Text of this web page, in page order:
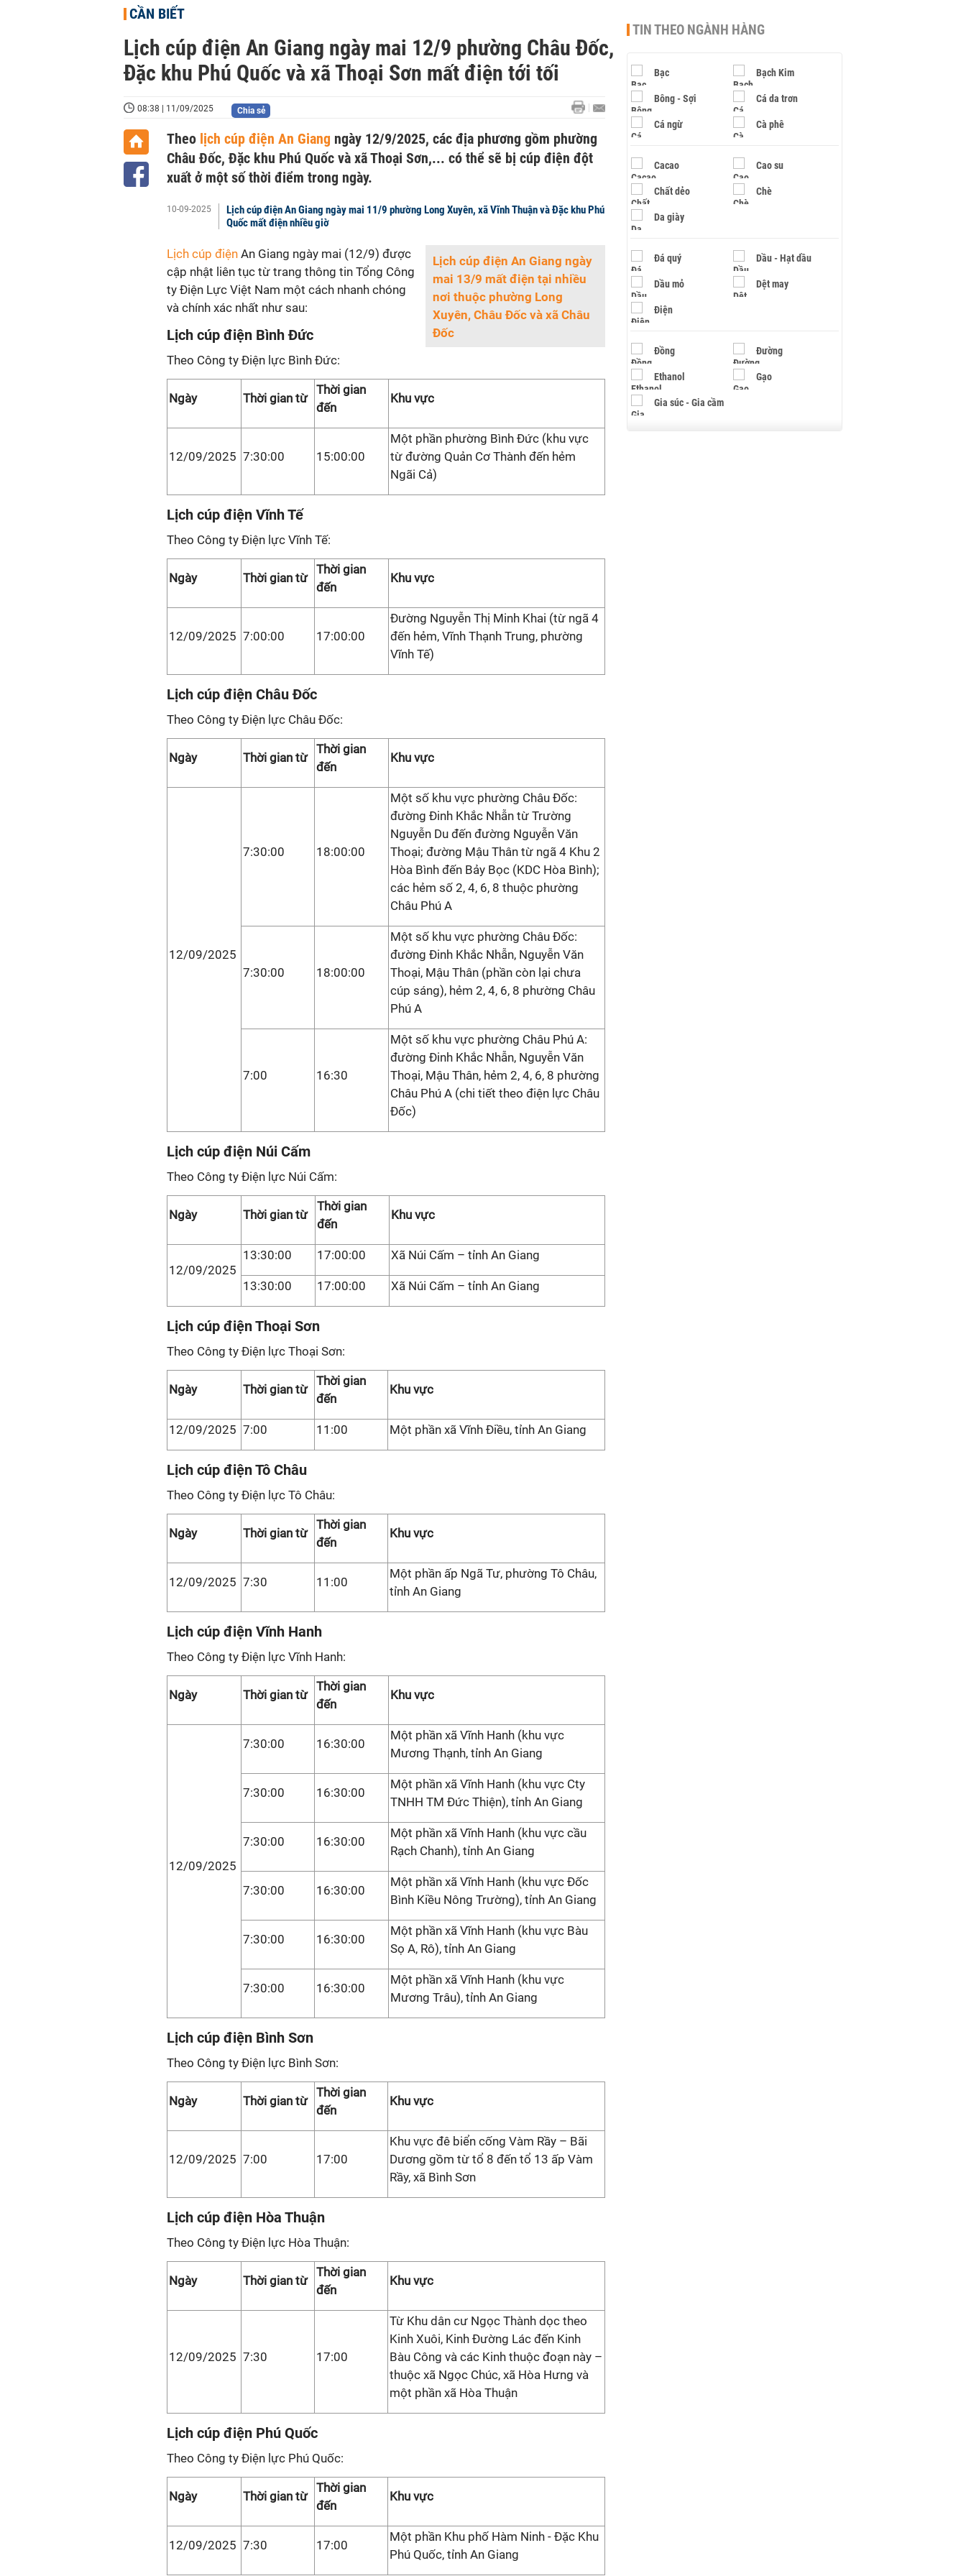
CẦN BIẾT
Lịch cúp điện An Giang ngày mai 12/9 phường Châu Đốc,
Đặc khu Phú Quốc và xã Thoại Sơn mất điện tới tối
08:38 | 11/09/2025 Chia sẻ
Theo lịch cúp điện An Giang ngày 12/9/2025, các địa phương gồm phường
Châu Đốc, Đặc khu Phú Quốc và xã Thoại Sơn,... có thể sẽ bị cúp điện đột
xuất ở một số thời điểm trong ngày.
10-09-2025
Lịch cúp điện An Giang ngày mai 11/9 phường Long Xuyên, xã Vĩnh Thuận và Đặc khu Phú
Quốc mất điện nhiều giờ
Lịch cúp điện An Giang ngày
mai 13/9 mất điện tại nhiều
nơi thuộc phường Long
Xuyên, Châu Đốc và xã Châu
Đốc
Lịch cúp điện An Giang ngày mai (12/9) được
cập nhật liên tục từ trang thông tin Tổng Công
ty Điện Lực Việt Nam một cách nhanh chóng
và chính xác nhất như sau:
Lịch cúp điện Bình Đức
Theo Công ty Điện lực Bình Đức:
Ngày Thời gian từ
Thời gian
đến
Khu vực
12/09/2025 7:30:00 15:00:00
Một phần phường Bình Đức (khu vực
từ đường Quản Cơ Thành đến hẻm
Ngãi Cả)
Lịch cúp điện Vĩnh Tế
Theo Công ty Điện lực Vĩnh Tế:
Ngày Thời gian từ
Thời gian
đến
Khu vực
12/09/2025 7:00:00 17:00:00
Đường Nguyễn Thị Minh Khai (từ ngã 4
đến hẻm, Vĩnh Thạnh Trung, phường
Vĩnh Tế)
Lịch cúp điện Châu Đốc
Theo Công ty Điện lực Châu Đốc:
Ngày Thời gian từ
Thời gian
đến
Khu vực
12/09/2025
7:30:00 18:00:00
Một số khu vực phường Châu Đốc:
đường Đinh Khắc Nhẫn từ Trường
Nguyễn Du đến đường Nguyễn Văn
Thoại; đường Mậu Thân từ ngã 4 Khu 2
Hòa Bình đến Bảy Bọc (KDC Hòa Bình);
các hẻm số 2, 4, 6, 8 thuộc phường
Châu Phú A
7:30:00 18:00:00
Một số khu vực phường Châu Đốc:
đường Đinh Khắc Nhẫn, Nguyễn Văn
Thoại, Mậu Thân (phần còn lại chưa
cúp sáng), hẻm 2, 4, 6, 8 phường Châu
Phú A
7:00 16:30
Một số khu vực phường Châu Phú A:
đường Đinh Khắc Nhẫn, Nguyễn Văn
Thoại, Mậu Thân, hẻm 2, 4, 6, 8 phường
Châu Phú A (chi tiết theo điện lực Châu
Đốc)
Lịch cúp điện Núi Cấm
Theo Công ty Điện lực Núi Cấm:
Ngày Thời gian từ
Thời gian
đến
Khu vực
12/09/2025
13:30:00 17:00:00 Xã Núi Cấm – tỉnh An Giang
13:30:00 17:00:00 Xã Núi Cấm – tỉnh An Giang
Lịch cúp điện Thoại Sơn
Theo Công ty Điện lực Thoại Sơn:
Ngày Thời gian từ
Thời gian
đến
Khu vực
12/09/2025 7:00 11:00 Một phần xã Vĩnh Điều, tỉnh An Giang
Lịch cúp điện Tô Châu
Theo Công ty Điện lực Tô Châu:
Ngày Thời gian từ
Thời gian
đến
Khu vực
12/09/2025 7:30 11:00
Một phần ấp Ngã Tư, phường Tô Châu,
tỉnh An Giang
Lịch cúp điện Vĩnh Hanh
Theo Công ty Điện lực Vĩnh Hanh:
Ngày Thời gian từ
Thời gian
đến
Khu vực
12/09/2025
7:30:00 16:30:00
Một phần xã Vĩnh Hanh (khu vực
Mương Thạnh, tỉnh An Giang
7:30:00 16:30:00
Một phần xã Vĩnh Hanh (khu vực Cty
TNHH TM Đức Thiện), tỉnh An Giang
7:30:00 16:30:00
Một phần xã Vĩnh Hanh (khu vực cầu
Rạch Chanh), tỉnh An Giang
7:30:00 16:30:00
Một phần xã Vĩnh Hanh (khu vực Đốc
Bình Kiều Nông Trường), tỉnh An Giang
7:30:00 16:30:00
Một phần xã Vĩnh Hanh (khu vực Bàu
Sọ A, Rô), tỉnh An Giang
7:30:00 16:30:00
Một phần xã Vĩnh Hanh (khu vực
Mương Trâu), tỉnh An Giang
Lịch cúp điện Bình Sơn
Theo Công ty Điện lực Bình Sơn:
Ngày Thời gian từ
Thời gian
đến
Khu vực
12/09/2025 7:00 17:00
Khu vực đê biển cống Vàm Rầy – Bãi
Dương gồm từ tổ 8 đến tổ 13 ấp Vàm
Rầy, xã Bình Sơn
Lịch cúp điện Hòa Thuận
Theo Công ty Điện lực Hòa Thuận:
Ngày Thời gian từ
Thời gian
đến
Khu vực
12/09/2025 7:30 17:00
Từ Khu dân cư Ngọc Thành dọc theo
Kinh Xuôi, Kinh Đường Lác đến Kinh
Bàu Công và các Kinh thuộc đoạn này –
thuộc xã Ngọc Chúc, xã Hòa Hưng và
một phần xã Hòa Thuận
Lịch cúp điện Phú Quốc
Theo Công ty Điện lực Phú Quốc:
Ngày Thời gian từ
Thời gian
đến
Khu vực
12/09/2025 7:30 17:00
Một phần Khu phố Hàm Ninh - Đặc Khu
Phú Quốc, tỉnh An Giang
TIN THEO NGÀNH HÀNG
Bạc Bạch Kim
Bông - Sợi Cá da trơn
Cá ngừ Cà phê
Cacao Cao su
Chất dẻo Chè
Da giày
Đá quý Dầu - Hạt dầu
Dầu mỏ Dệt may
Điện
Đồng Đường
Ethanol Gạo
Gia súc - Gia cầm